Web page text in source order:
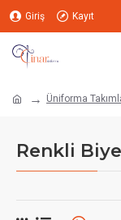
Giriş Kayıt
Üniforma
Renkli